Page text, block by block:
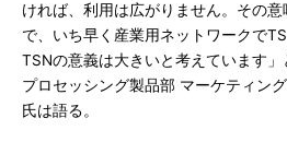
ければ、利用は広がりません。その意
で、いち早く産業用ネットワークで
TSNの意義は大きいと考えています」
プロセッシング製品部 マーケティン
氏は語る。